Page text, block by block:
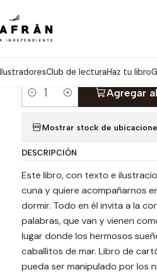
Club de lecturaHaz tu libro
Infantil
OLAS VIENEN
Cantidad
Agregar
Mostrar stock de
DESCRIPCIÓN
Este libro, con texto e
cuna y quiere acompañarnos
dormir. Todo en él invita a la
palabras, que van y vienen
lugar donde los hermosos
caballitos de mar. Libro de
pueda ser manipulado por los